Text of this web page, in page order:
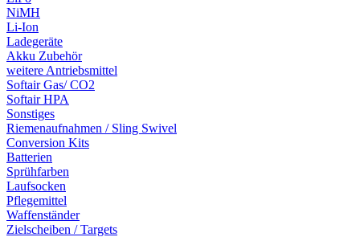
NiMH
Li-Ion
Ladegeräte
Akku Zubehör
weitere Antriebsmittel
Softair Gas/ CO2
Softair HPA
Sonstiges
Riemenaufnahmen / Sling Swivel
Conversion Kits
Batterien
Sprühfarben
Laufsocken
Pflegemittel
Waffenständer
Zielscheiben / Targets